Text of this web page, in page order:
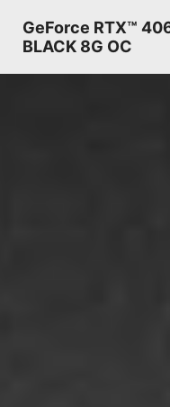
GeForce RTX™
BLACK 8G OC